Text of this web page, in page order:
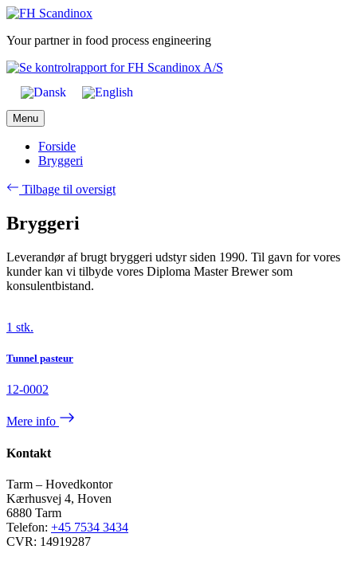
Skip
content
Your partner in food process engineering
Menu
Forside
Bryggeri
Tilbage til oversigt
Bryggeri
Leverandør af brugt bryggeri udstyr siden 1990. Til gavn for vores
kunder kan vi tilbyde vores Diploma Master Brewer som
konsulentbistand.
1 stk.
Tunnel pasteur
12-0002
Mere info
Kontakt
Tarm – Hovedkontor
Kærhusvej 4, Hoven
6880 Tarm
Telefon: +45 7534 3434
CVR: 14919287